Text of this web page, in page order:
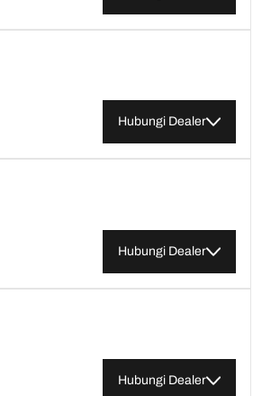
Hubungi Dealer
Hubungi Dealer
Hubungi Dealer